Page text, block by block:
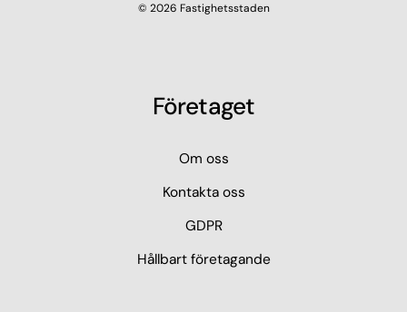
© 2026 Fastighetsstaden
Företaget
Om oss
Kontakta oss
GDPR
Hållbart företagande